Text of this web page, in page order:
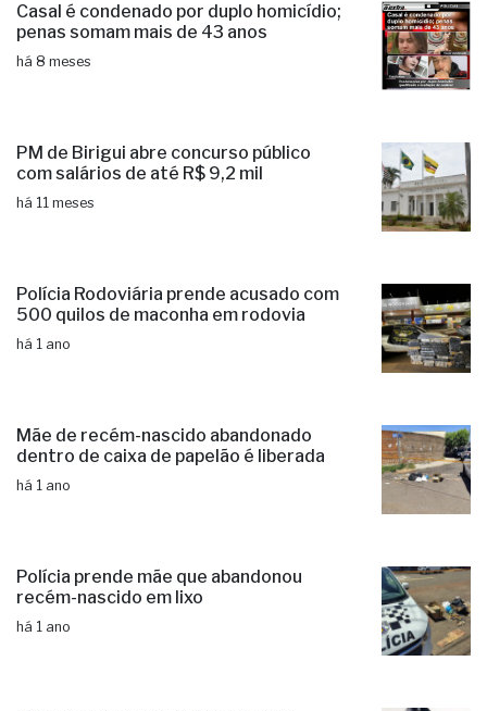
Casal é condenado por duplo homicídio;
penas somam mais de 43 anos
há 8 meses
PM de Birigui abre concurso público
com salários de até R$ 9,2 mil
há 11 meses
Polícia Rodoviária prende acusado com
500 quilos de maconha em rodovia
há 1 ano
Mãe de recém-nascido abandonado
dentro de caixa de papelão é liberada
há 1 ano
Polícia prende mãe que abandonou
recém-nascido em lixo
há 1 ano